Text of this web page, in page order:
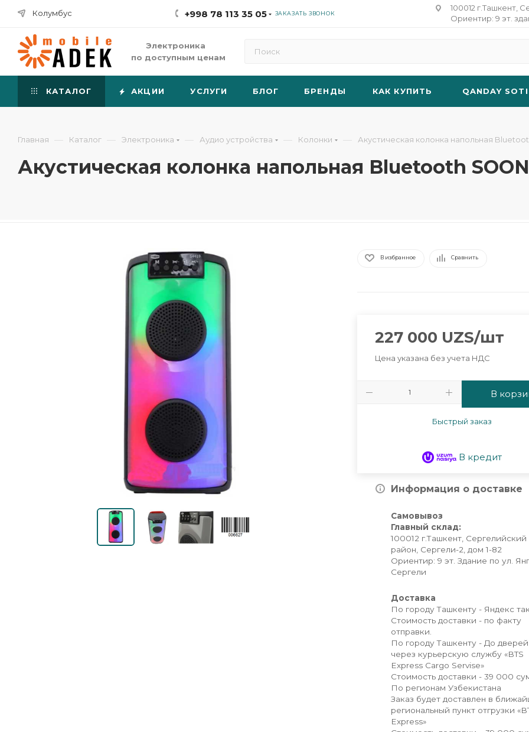
Колумбус +998 78 113 35 05 ЗАКАЗАТЬ ЗВОНОК
100012 г.Ташкент,
Ориентир: 9 эт.
Электроника
по доступным ценам
КАТАЛОГ АКЦИИ УСЛУГИ БЛОГ БРЕНДЫ КАК КУПИТЬ QANDAY
Главная — Каталог — Электроника — Аудио устройства — Колонки — Акустическая колонка напольная
Акустическая колонка напольная Bluetooth
В избранное Сравнить
227 000 UZS/шт
Цена указана без учета НДС
В
Быстрый заказ
В кредит
Информация о доставке
Самовывоз
Главный склад:
100012 г.Ташкент, Сергелийский
район, Сергели-2, дом 1-82
Ориентир: 9 эт. Здание по ул.
Сергели
Доставка
По городу Ташкенту - Яндекс
Стоимость доставки - по факту
отправки.
По городу Ташкенту - До дверей
через курьерскую службу «BTS
Express Cargo Servise»
Стоимость доставки - 39 000
По регионам Узбекистана
Заказ будет доставлен в
региональный пункт отгрузки
Express»